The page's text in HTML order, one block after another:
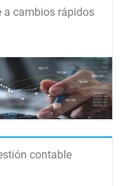
a cambios rápidos
contable